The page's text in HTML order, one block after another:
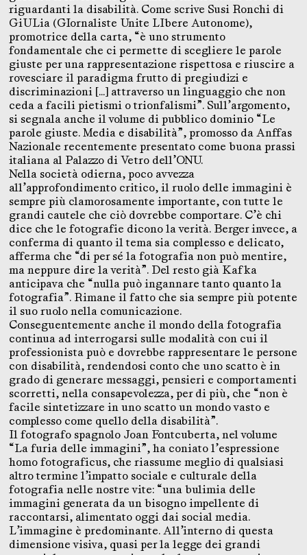
riguardanti la disabilità. Come scrive Susi Ronchi di
GiULia (GIornaliste Unite LIbere Autonome),
promotrice della carta, “è uno strumento
fondamentale che ci permette di scegliere le parole
giuste per una rappresentazione rispettosa e riuscire a
rovesciare il paradigma frutto di pregiudizi e
discriminazioni […] attraverso un linguaggio che non
ceda a facili pietismi o trionfalismi”. Sull’argomento,
si segnala anche il volume di pubblico dominio “Le
parole giuste. Media e disabilità”, promosso da Anffas
Nazionale recentemente presentato come buona prassi
italiana al Palazzo di Vetro dell’ONU.
Nella società odierna, poco avvezza
all’approfondimento critico, il ruolo delle immagini è
sempre più clamorosamente importante, con tutte le
grandi cautele che ciò dovrebbe comportare. C’è chi
dice che le fotografie dicono la verità. Berger invece, a
conferma di quanto il tema sia complesso e delicato,
afferma che “di per sé la fotografia non può mentire,
ma neppure dire la verità”. Del resto già Kafka
anticipava che “nulla può ingannare tanto quanto la
fotografia”. Rimane il fatto che sia sempre più potente
il suo ruolo nella comunicazione.
Conseguentemente anche il mondo della fotografia
continua ad interrogarsi sulle modalità con cui il
professionista può e dovrebbe rappresentare le persone
con disabilità, rendendosi conto che uno scatto è in
grado di generare messaggi, pensieri e comportamenti
scorretti, nella consapevolezza, per di più, che “non è
facile sintetizzare in uno scatto un mondo vasto e
complesso come quello della disabilità”.
Il fotografo spagnolo Joan Fontcuberta, nel volume
“La furia delle immagini”, ha coniato l’espressione
homo fotograficus, che riassume meglio di qualsiasi
altro termine l’impatto sociale e culturale della
fotografia nelle nostre vite: “una bulimia delle
immagini generata da un bisogno impellente di
raccontarsi, alimentato oggi dai social media.
L’immagine è predominante. All’interno di questa
dimensione visiva, quasi per la legge dei grandi